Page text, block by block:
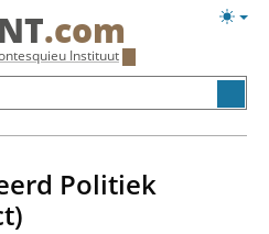
.com
Instituut
Politiek